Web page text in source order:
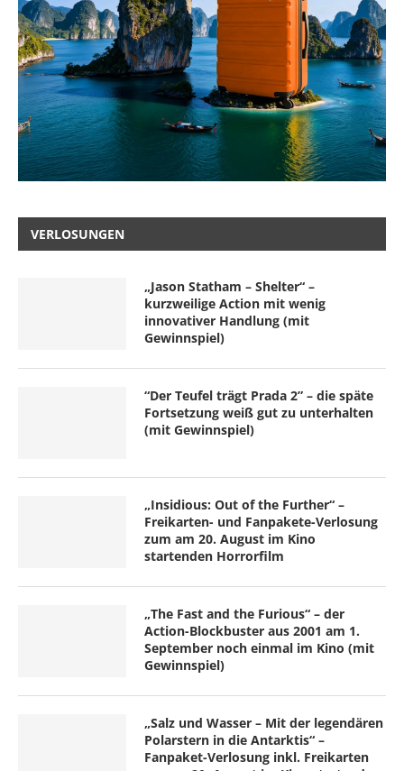
VERLOSUNGEN
„Jason Statham – Shelter“ –
kurzweilige Action mit wenig
innovativer Handlung (mit
Gewinnspiel)
“Der Teufel trägt Prada 2” – die späte
Fortsetzung weiß gut zu unterhalten
(mit Gewinnspiel)
„Insidious: Out of the Further“ –
Freikarten- und Fanpakete-Verlosung
zum am 20. August im Kino
startenden Horrorfilm
„The Fast and the Furious“ – der
Action-Blockbuster aus 2001 am 1.
September noch einmal im Kino (mit
Gewinnspiel)
„Salz und Wasser – Mit der legendären
Polarstern in die Antarktis“ –
Fanpaket-Verlosung inkl. Freikarten